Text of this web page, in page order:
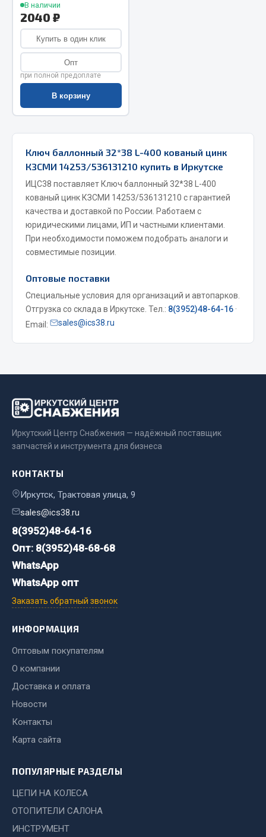
Коробка передач ZF
Показать ещё
Весь раздел
Запчасти МАЗ
Подвеска
Тормозная система
Двери
Окно ветровое
Двигатель
Электрооборудование
Показать ещё
Запчасти Урал
Двигатель
Мост задний
Система выпуска газа
Сцепление
Показать ещё
Весь раздел
Запчасти ЯМЗ
Двигатель
Система выпуска газа
Система охлаждения
Коробка передач
Весь раздел
Запчасти HOWO
Двигатель
Система выпуска газа
Система охлаждения
В наличии
2040 ₽
Купить в один клик
Опт
при полной предоплате
В корзину
Ключ баллонный 32*38 L-400 кованый цинк
КЗСМИ 14253/536131210 купить в Иркутске
ИЦС38 поставляет Ключ баллонный 32*38 L-400
кованый цинк КЗСМИ 14253/536131210 с гарантией
качества и доставкой по России. Работаем с
юридическими лицами, ИП и частными клиентами.
При необходимости поможем подобрать аналоги и
совместимые позиции.
Оптовые поставки
Специальные условия для организаций и автопарков.
Отгрузка со склада в Иркутске. Тел.: 8(3952)48-64-16 ·
Email:
sales@ics38.ru
Иркутский Центр Снабжения — надёжный поставщик
запчастей и инструмента для бизнеса
КОНТАКТЫ
Иркутск, Трактовая улица, 9
sales@ics38.ru
8(3952)48-64-16
Опт: 8(3952)48-68-68
WhatsApp
WhatsApp опт
Заказать обратный звонок
ИНФОРМАЦИЯ
Оптовым покупателям
О компании
Доставка и оплата
Новости
Контакты
Карта сайта
ПОПУЛЯРНЫЕ РАЗДЕЛЫ
ЦЕПИ НА КОЛЕСА
ОТОПИТЕЛИ САЛОНА
ИНСТРУМЕНТ